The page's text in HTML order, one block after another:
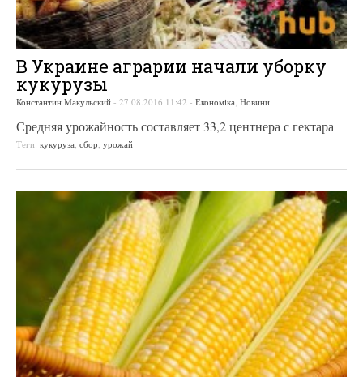
В Украине аграрии начали уборку
кукурузы
Константин Макульский - 27.08.2016 11:42 - Економіка Новини
Средняя урожайность составляет 33,2 центнера с гектара
Теги: кукуруза сбор урожай